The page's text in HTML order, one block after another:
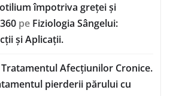
împotriva greței și
pe Fiziologia Sângelui:
și Aplicații.
Afecțiunilor Cronice.
pierderii părului cu